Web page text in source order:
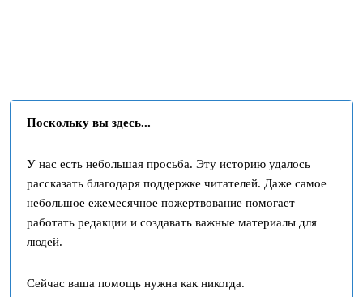
Поскольку вы здесь...
У нас есть небольшая просьба. Эту историю удалось
рассказать благодаря поддержке читателей. Даже самое
небольшое ежемесячное пожертвование помогает
работать редакции и создавать важные материалы для
людей.
Сейчас ваша помощь нужна как никогда.